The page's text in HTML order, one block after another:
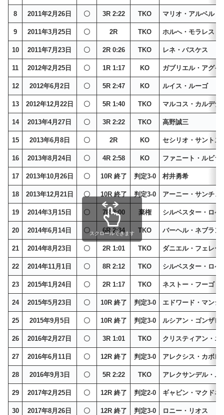
8 2011年2月26日 〇 3R 2:22 TKO マリオ・アルベルト
9 2011年3月25日 〇 2R TKO ホルへ・モラレス
10 2011年7月23日 〇 2R 0:26 TKO レネ・バスケス
11 2012年2月25日 〇 1R 1:17 KO ガブリエル・アグイ
12 2012年6月2日 〇 5R 2:47 KO ルイス・ルーゴ
13 2012年12月22日 〇 5R 1:40 TKO マルコス・カルデナ
14 2013年4月27日 〇 3R 2:22 TKO 高野誠三
15 2013年6月8日 〇 2R KO セシリオ・サントス
16 2013年8月24日 〇 4R 2:58 KO ファニート・ルビラ
17 2013年10月26日 〇 10R 終了 判定3-0 村井勇希
18 2013年12月21日 〇 10R 終了 判定3-0 アーニー・サンチェ
19 2014年3月15日 〇 7R 3:00 棄権 シルベスター・ロペ
20 2014年6月14日 〇 6R 2:34 TKO バーヘル・ネブラン
21 2014年8月23日 〇 2R 1:01 TKO ダニエル・フェレー
22 2014年11月1日 〇 8R 2:12 TKO シルベスター・ロペ
23 2015年1月24日 〇 2R 1:17 TKO ネストー・フーゴ
24 2015年5月23日 〇 10R 終了 判定3-0 エドワード・マンシ
25 2015年9月5日 〇 10R 終了 判定3-0 ルシアン・ゴンザレ
26 2016年2月27日 〇 3R 1:01 TKO クリスティアン・エ
27 2016年6月11日 〇 12R 終了 判定3-0 アレクシス・カボレ
28 2016年9月3日 〇 5R 2:22 TKO アレクサンデル・ム
29 2017年2月25日 〇 12R 終了 判定2-0 ギャビン・マクドネ
30 2017年8月26日 〇 12R 終了 判定3-0 ロニー・リオス
スクロールできます